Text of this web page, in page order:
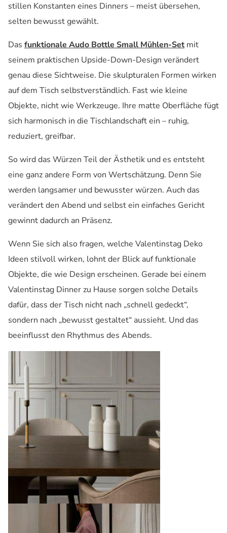
stillen Konstanten eines Dinners – meist übersehen,
selten bewusst gewählt.
Das funktionale Audo Bottle Small Mühlen-Set mit
seinem praktischen Upside-Down-Design verändert
genau diese Sichtweise. Die skulpturalen Formen wirken
auf dem Tisch selbstverständlich. Fast wie kleine
Objekte, nicht wie Werkzeuge. Ihre matte Oberfläche fügt
sich harmonisch in die Tischlandschaft ein – ruhig,
reduziert, greifbar.
So wird das Würzen Teil der Ästhetik und es entsteht
eine ganz andere Form von Wertschätzung. Denn Sie
werden langsamer und bewusster würzen. Auch das
verändert den Abend und selbst ein einfaches Gericht
gewinnt dadurch an Präsenz.
Wenn Sie sich also fragen, welche Valentinstag Deko
Ideen stilvoll wirken, lohnt der Blick auf funktionale
Objekte, die wie Design erscheinen. Gerade bei einem
Valentinstag Dinner zu Hause sorgen solche Details
dafür, dass der Tisch nicht nach „schnell gedeckt“,
sondern nach „bewusst gestaltet“ aussieht. Und das
beeinflusst den Rhythmus des Abends.